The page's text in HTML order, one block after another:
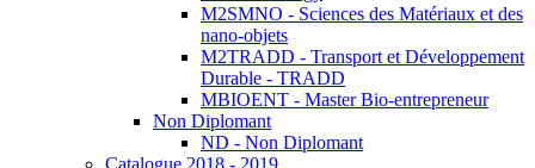
M2SMNO - Sciences des Matériaux et des
nano-objets
M2TRADD - Transport et Développement
Durable - TRADD
MBIOENT - Master Bio-entrepreneur
Non Diplomant
ND - Non Diplomant
Catalogue 2018 - 2019